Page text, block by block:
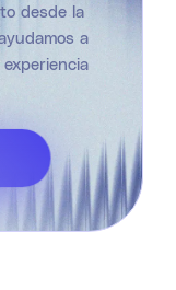
desde la
a